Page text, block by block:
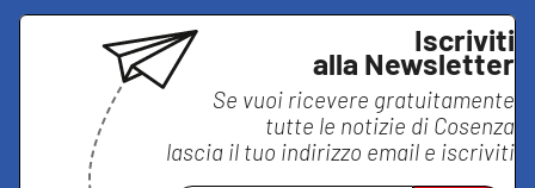
Iscriviti
alla Newsletter
Se vuoi ricevere gratuitamente
tutte le notizie di Cosenza
lascia il tuo indirizzo email e iscriviti